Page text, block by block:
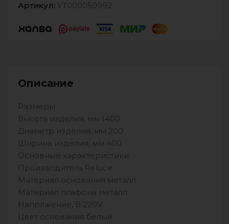
Артикул: УТ000050992
Описание
Размеры
Высота изделия, мм 1400
Диаметр изделия, мм 200
Ширина изделия, мм 400
Основные характеристики
Производитель Reluce
Материал основания металл
Материал плафона металл
Напряжение, В 220V
Цвет основания белый